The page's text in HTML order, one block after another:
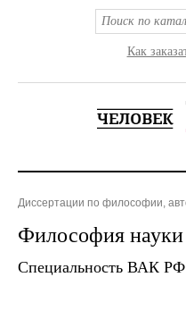
Как
Диссертации по философии,
Философия
Специальность ВАК